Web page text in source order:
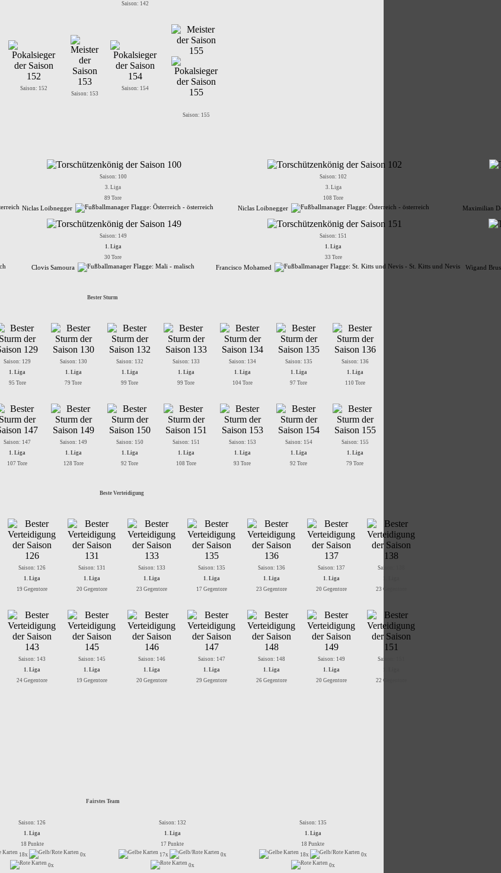
Saison: 142
Saison: 152
Saison: 153
Saison: 154
Saison: 155
Saison: 100
3. Liga
89 Tore
Niclas Loibnegger
Saison: 102
3. Liga
108 Tore
Niclas Loibnegger Maximilian
Saison: 149
1. Liga
30 Tore
Clovis Samoura
Saison: 151
1. Liga
33 Tore
Francisco Mohamed Wigand
Bester Sturm
Saison: 129
1. Liga
95 Tore
Saison: 130
1. Liga
79 Tore
Saison: 132
1. Liga
99 Tore
Saison: 133
1. Liga
99 Tore
Saison: 134
1. Liga
104 Tore
Saison: 135
1. Liga
97 Tore
Saison: 136
1. Liga
110 Tore
Saison: 147
1. Liga
107 Tore
Saison: 149
1. Liga
128 Tore
Saison: 150
1. Liga
92 Tore
Saison: 151
1. Liga
108 Tore
Saison: 153
1. Liga
93 Tore
Saison: 154
1. Liga
92 Tore
Saison: 155
1. Liga
79 Tore
Beste Verteidigung
Saison: 126
1. Liga
19 Gegentore
Saison: 131
1. Liga
20 Gegentore
Saison: 133
1. Liga
23 Gegentore
Saison: 135
1. Liga
17 Gegentore
Saison: 136
1. Liga
23 Gegentore
Saison: 137
1. Liga
20 Gegentore
Saison: 138
23 Gegentore
Saison: 143
1. Liga
24 Gegentore
Saison: 145
1. Liga
19 Gegentore
Saison: 146
1. Liga
20 Gegentore
Saison: 147
1. Liga
29 Gegentore
Saison: 148
1. Liga
26 Gegentore
Saison: 149
1. Liga
20 Gegentore
Saison: 151
22 Gegentore
Fairstes Team
Saison: 126
1. Liga
18 Punkte
18x
0x
0x
Saison: 132
1. Liga
17 Punkte
17x
0x
0x
Saison: 135
1. Liga
18 Punkte
18x
0x
0x